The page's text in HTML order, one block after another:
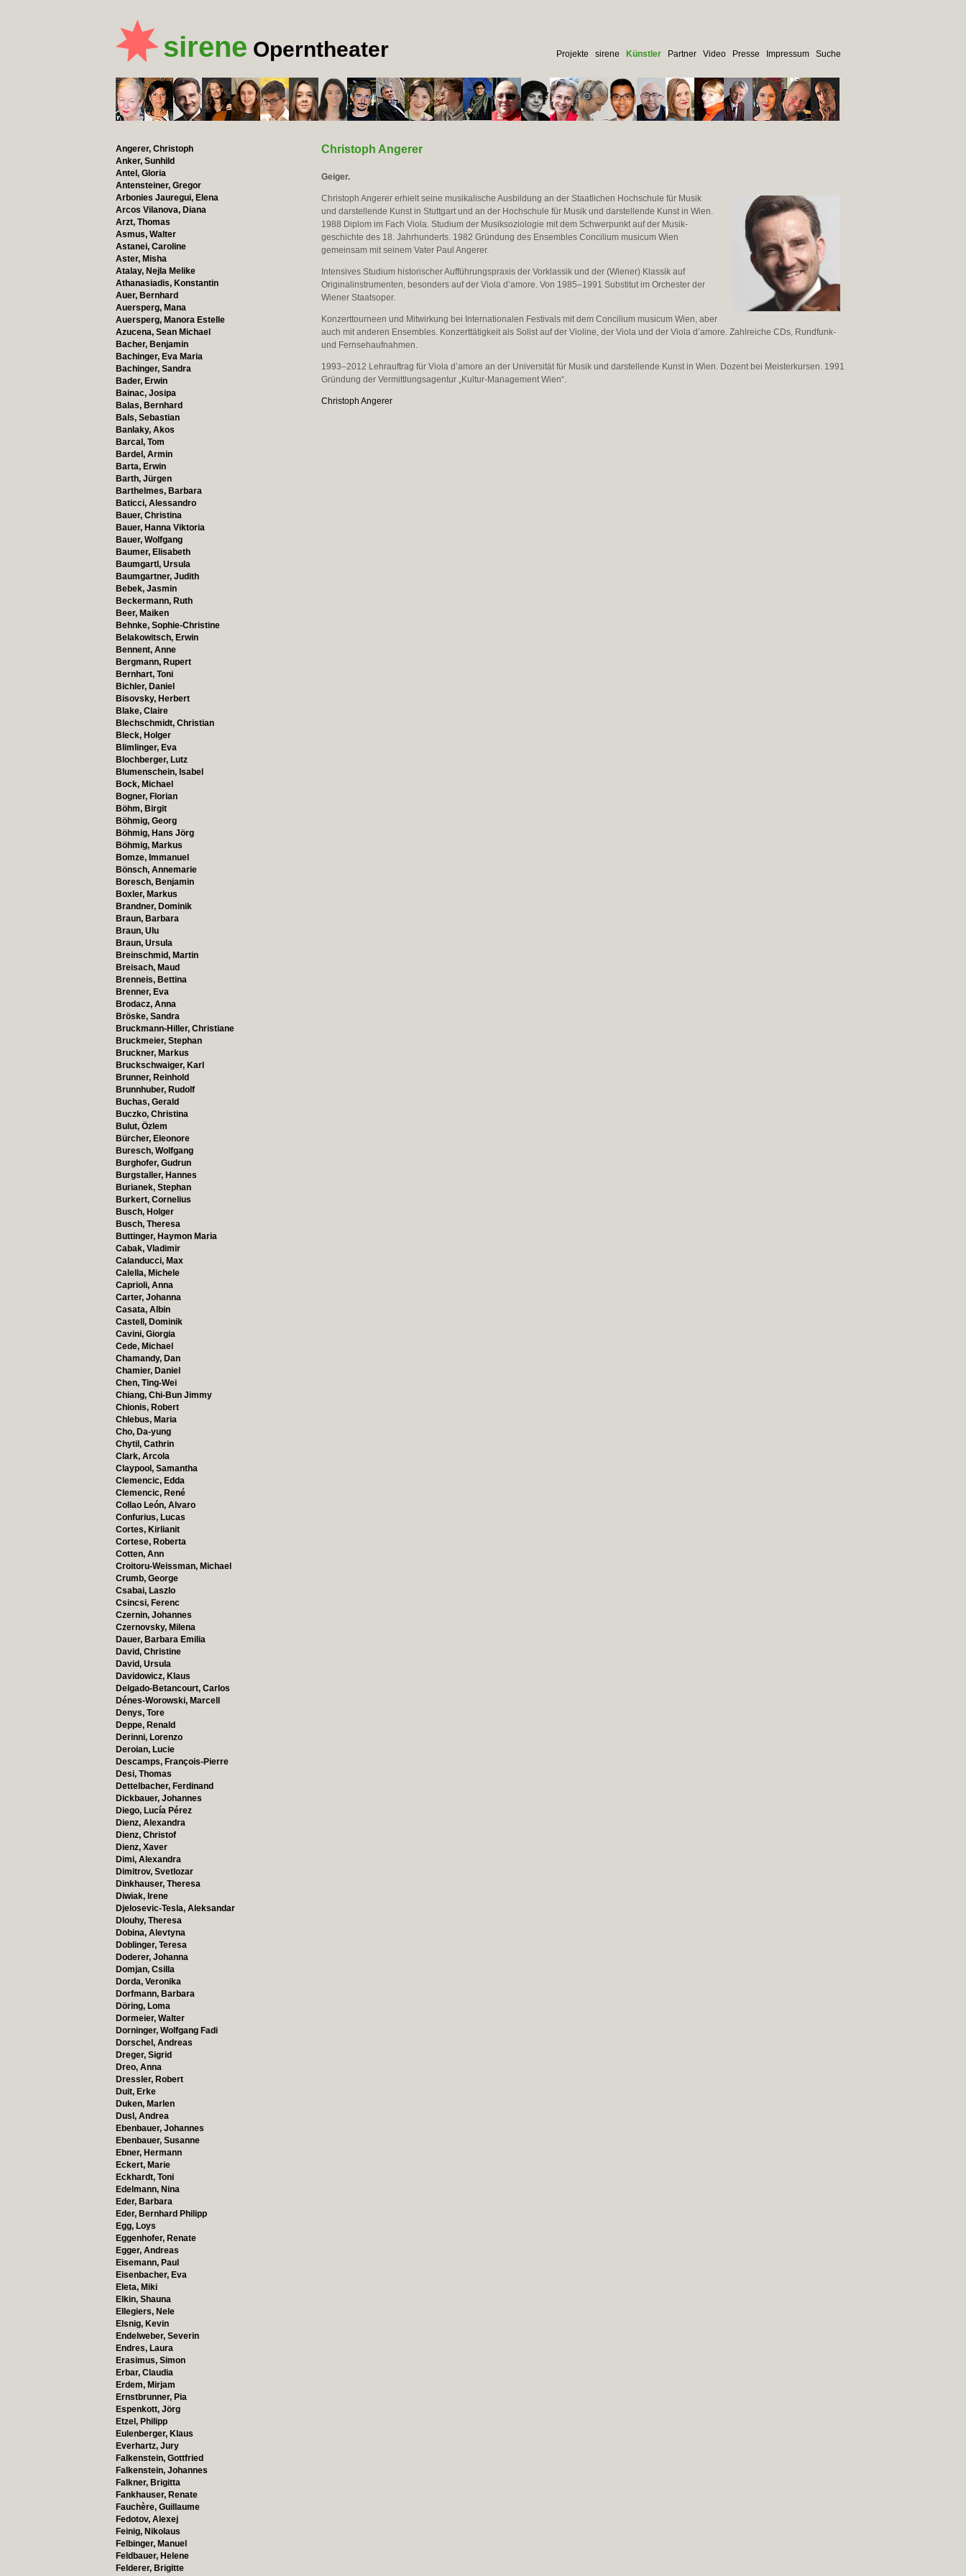
sirene Operntheater Projekte sirene Künstler Partner Video Presse Impressum Suche
Angerer, Christoph
Anker, Sunhild
Antel, Gloria
Antensteiner, Gregor
Arbonies Jauregui, Elena
Arcos Vilanova, Diana
Arzt, Thomas
Asmus, Walter
Astanei, Caroline
Aster, Misha
Atalay, Nejla Melike
Athanasiadis, Konstantin
Auer, Bernhard
Auersperg, Mana
Auersperg, Manora Estelle
Azucena, Sean Michael
Bacher, Benjamin
Bachinger, Eva Maria
Bachinger, Sandra
Bader, Erwin
Bainac, Josipa
Balas, Bernhard
Bals, Sebastian
Banlaky, Akos
Barcal, Tom
Bardel, Armin
Barta, Erwin
Barth, Jürgen
Barthelmes, Barbara
Baticci, Alessandro
Bauer, Christina
Bauer, Hanna Viktoria
Bauer, Wolfgang
Baumer, Elisabeth
Baumgartl, Ursula
Baumgartner, Judith
Bebek, Jasmin
Beckermann, Ruth
Beer, Maiken
Behnke, Sophie-Christine
Belakowitsch, Erwin
Bennent, Anne
Bergmann, Rupert
Bernhart, Toni
Bichler, Daniel
Bisovsky, Herbert
Blake, Claire
Blechschmidt, Christian
Bleck, Holger
Blimlinger, Eva
Blochberger, Lutz
Blumenschein, Isabel
Bock, Michael
Bogner, Florian
Böhm, Birgit
Böhmig, Georg
Böhmig, Hans Jörg
Böhmig, Markus
Bomze, Immanuel
Bönsch, Annemarie
Boresch, Benjamin
Boxler, Markus
Brandner, Dominik
Braun, Barbara
Braun, Ulu
Braun, Ursula
Breinschmid, Martin
Breisach, Maud
Brenneis, Bettina
Brenner, Eva
Brodacz, Anna
Bröske, Sandra
Bruckmann-Hiller, Christiane
Bruckmeier, Stephan
Bruckner, Markus
Bruckschwaiger, Karl
Brunner, Reinhold
Brunnhuber, Rudolf
Buchas, Gerald
Buczko, Christina
Bulut, Özlem
Bürcher, Eleonore
Buresch, Wolfgang
Burghofer, Gudrun
Burgstaller, Hannes
Burianek, Stephan
Burkert, Cornelius
Busch, Holger
Busch, Theresa
Buttinger, Haymon Maria
Cabak, Vladimir
Calanducci, Max
Calella, Michele
Caprioli, Anna
Carter, Johanna
Casata, Albin
Castell, Dominik
Cavini, Giorgia
Cede, Michael
Chamandy, Dan
Chamier, Daniel
Chen, Ting-Wei
Chiang, Chi-Bun Jimmy
Chionis, Robert
Chlebus, Maria
Cho, Da-yung
Chytil, Cathrin
Clark, Arcola
Claypool, Samantha
Clemencic, Edda
Clemencic, René
Collao León, Alvaro
Confurius, Lucas
Cortes, Kirlianit
Cortese, Roberta
Cotten, Ann
Croitoru-Weissman, Michael
Crumb, George
Csabai, Laszlo
Csincsi, Ferenc
Czernin, Johannes
Czernovsky, Milena
Dauer, Barbara Emilia
David, Christine
David, Ursula
Davidowicz, Klaus
Delgado-Betancourt, Carlos
Dénes-Worowski, Marcell
Denys, Tore
Deppe, Renald
Derinni, Lorenzo
Deroian, Lucie
Descamps, François-Pierre
Desi, Thomas
Dettelbacher, Ferdinand
Dickbauer, Johannes
Diego, Lucía Pérez
Dienz, Alexandra
Dienz, Christof
Dienz, Xaver
Dimi, Alexandra
Dimitrov, Svetlozar
Dinkhauser, Theresa
Diwiak, Irene
Djelosevic-Tesla, Aleksandar
Dlouhy, Theresa
Dobina, Alevtyna
Doblinger, Teresa
Doderer, Johanna
Domjan, Csilla
Dorda, Veronika
Dorfmann, Barbara
Döring, Loma
Dormeier, Walter
Dorninger, Wolfgang Fadi
Dorschel, Andreas
Dreger, Sigrid
Dreo, Anna
Dressler, Robert
Duit, Erke
Duken, Marlen
Dusl, Andrea
Ebenbauer, Johannes
Ebenbauer, Susanne
Ebner, Hermann
Eckert, Marie
Eckhardt, Toni
Edelmann, Nina
Eder, Barbara
Eder, Bernhard Philipp
Egg, Loys
Eggenhofer, Renate
Egger, Andreas
Eisemann, Paul
Eisenbacher, Eva
Eleta, Miki
Elkin, Shauna
Ellegiers, Nele
Elsnig, Kevin
Endelweber, Severin
Endres, Laura
Erasimus, Simon
Erbar, Claudia
Erdem, Mirjam
Ernstbrunner, Pia
Espenkott, Jörg
Etzel, Philipp
Eulenberger, Klaus
Everhartz, Jury
Falkenstein, Gottfried
Falkenstein, Johannes
Falkner, Brigitta
Fankhauser, Renate
Fauchère, Guillaume
Fedotov, Alexej
Feinig, Nikolaus
Felbinger, Manuel
Feldbauer, Helene
Felderer, Brigitte
Christoph Angerer
Geiger.
Christoph Angerer erhielt seine musikalische Ausbildung an der Staatlichen Hochschule für Musik
und darstellende Kunst in Stuttgart und an der Hochschule für Musik und darstellende Kunst in Wien.
1988 Diplom im Fach Viola. Studium der Musiksoziologie mit dem Schwer­punkt auf der Musik­
geschichte des 18. Jahrhunderts. 1982 Gründung des Ensembles Concilium musicum Wien
gemeinsam mit seinem Vater Paul Angerer.
Intensives Studium historischer Aufführungs­praxis der Vorklassik und der (Wiener) Klassik auf
Original­instrumenten, besonders auf der Viola d’amore. Von 1985–1991 Substitut im Orchester der
Wiener Staatsoper.
Konzert­tourneen und Mitwirkung bei Internationalen Festivals mit dem Concilium musicum Wien, aber
auch mit anderen Ensembles. Konzerttätigkeit als Solist auf der Violine, der Viola und der Viola d’amore. Zahlreiche CDs, Rundfunk-
und Fernseh­aufnahmen.
1993–2012 Lehrauftrag für Viola d’amore an der Universität für Musik und darstellende Kunst in Wien. Dozent bei Meisterkursen. 1991
Gründung der Vermittlungs­agentur „Kultur-Management Wien“.
Christoph Angerer